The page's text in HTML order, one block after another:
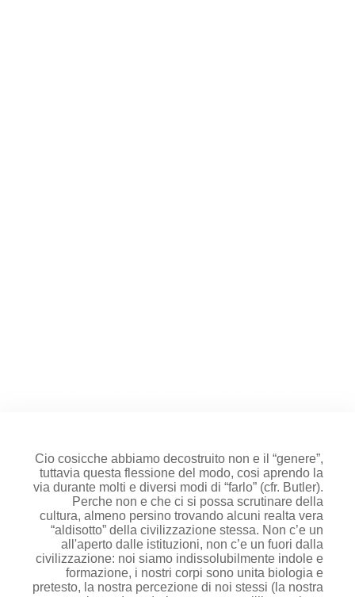
Cio cosicche abbiamo decostruito non e il “genere”,
tuttavia questa flessione del modo, cosi aprendo la
via durante molti e diversi modi di “farlo” (cfr. Butler).
Perche non e che ci si possa scrutinare della
cultura, almeno persino trovando alcuni realta vera
“aldisotto” della civilizzazione stessa. Non c’e un
all'aperto dalle istituzioni, non c’e un fuori dalla
civilizzazione: noi siamo indissolubilmente indole e
formazione, i nostri corpi sono unita biologia e
pretesto, la nostra percezione di noi stessi (la nostra